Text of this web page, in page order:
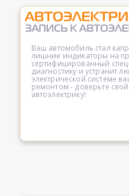
Ваш автомобиль стал
лишние индикаторы на
сертифицированный
диагностику и устранит
электрической системе
ремонтом - доверьте
автоэлектрику!